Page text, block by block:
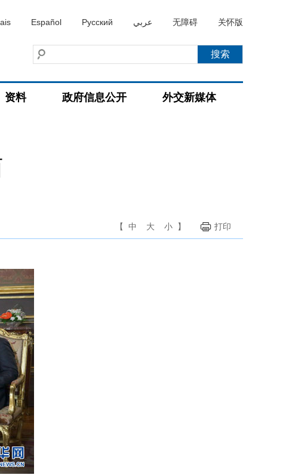
Español Русский عربي 无障碍 关怀版
资料 政府信息公开 外交新媒体
【 中 大 小 】 打印